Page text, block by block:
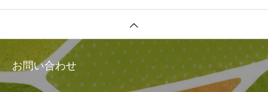
お問い合わせ